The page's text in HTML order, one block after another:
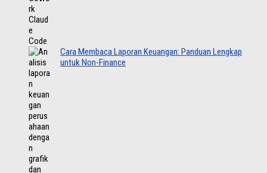
Cara Membaca Laporan Keuangan: Panduan Lengkap
untuk Non-Finance